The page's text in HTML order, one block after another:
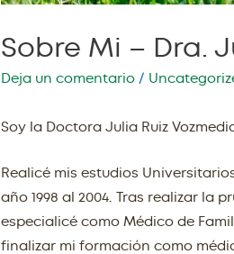
Sobre Mi – Dra.
Deja un comentario /
Soy la Doctora Julia Ruiz
Realicé mis estudios
año 1998 al 2004. Tras realizar la
especialicé como Médico de
finalizar mi formación como